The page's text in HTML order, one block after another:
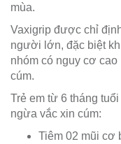
mùa.
Vaxigrip được chỉ
người lớn, đặc biệt
nhóm có nguy cơ
cúm.
Trẻ em từ 6 tháng
ngừa vắc xin cúm:
Tiêm 02 mũi cơ